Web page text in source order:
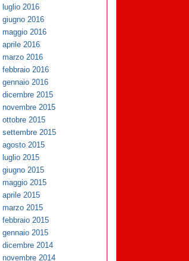
luglio 2016
giugno 2016
maggio 2016
aprile 2016
marzo 2016
febbraio 2016
gennaio 2016
dicembre 2015
novembre 2015
ottobre 2015
settembre 2015
agosto 2015
luglio 2015
giugno 2015
maggio 2015
aprile 2015
marzo 2015
febbraio 2015
gennaio 2015
dicembre 2014
novembre 2014